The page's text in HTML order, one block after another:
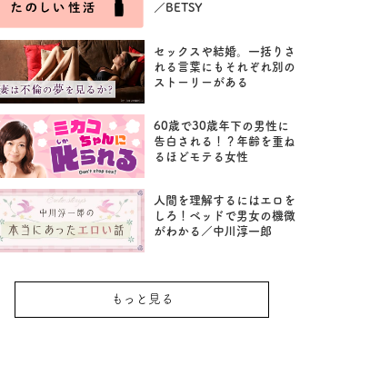
／BETSY
セックスや結婚。一括りさ
れる言葉にもそれぞれ別の
ストーリーがある
60歳で30歳年下の男性に
告白される！？年齢を重ね
るほどモテる女性
人間を理解するにはエロを
しろ！ベッドで男女の機微
がわかる／中川淳一郎
もっと見る